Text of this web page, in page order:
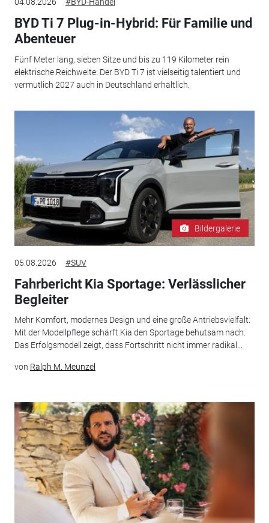
BYD Ti 7 Plug-in-Hybrid: Für Familie und
Abenteuer
Fünf Meter lang, sieben Sitze und bis zu 119 Kilometer rein
elektrische Reichweite: Der BYD Ti 7 ist vielseitig talentiert und
vermutlich 2027 auch in Deutschland erhältlich.
Bildergalerie
05.08.2026 #SUV
Fahrbericht Kia Sportage: Verlässlicher
Begleiter
Mehr Komfort, modernes Design und eine große Antriebsvielfalt:
Mit der Modellpflege schärft Kia den Sportage behutsam nach.
Das Erfolgsmodell zeigt, dass Fortschritt nicht immer radikal...
von Ralph M. Meunzel